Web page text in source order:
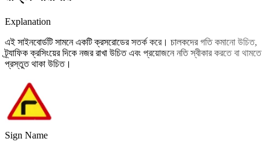
Explanation
এই সাইনবোর্ডটি সামনে একটি ক্রসরোডের সতর্ক করে। চালকদের গতি কমানো উচিত,
ট্র্যাফিক ক্রসিংয়ের দিকে নজর রাখা উচিত এবং প্রয়োজনে নতি স্বীকার করতে বা থামতে
প্রস্তুত থাকা উচিত।
Sign Name